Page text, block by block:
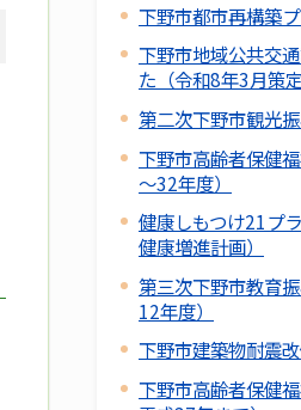
下野市都市再構築
下野市地域公共交
た（令和8年3月策定
第二次下野市観光
下野市高齢者保健
～32年度）
健康しもつけ21プ
健康増進計画）
第三次下野市教育
12年度）
下野市建築物耐震
下野市高齢者保健